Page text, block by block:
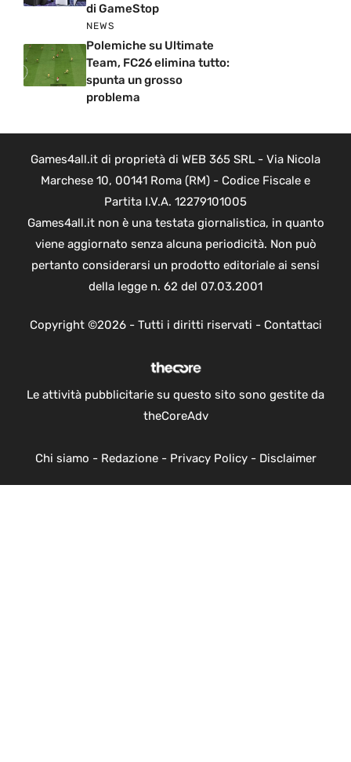
di GameStop
NEWS
Polemiche su Ultimate
Team, FC26 elimina tutto:
spunta un grosso
problema
Games4all.it di proprietà di WEB 365 SRL - Via Nicola
Marchese 10, 00141 Roma (RM) - Codice Fiscale e
Partita I.V.A. 12279101005
Games4all.it non è una testata giornalistica, in quanto
viene aggiornato senza alcuna periodicità. Non può
pertanto considerarsi un prodotto editoriale ai sensi
della legge n. 62 del 07.03.2001
Copyright ©2026 - Tutti i diritti riservati - Contattaci
Le attività pubblicitarie su questo sito sono gestite da
theCoreAdv
Chi siamo - Redazione- Privacy Policy- Disclaimer